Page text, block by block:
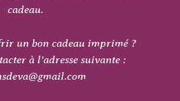
cadeau.
un bon cadeau imprimé ?
à l’adresse suivante :